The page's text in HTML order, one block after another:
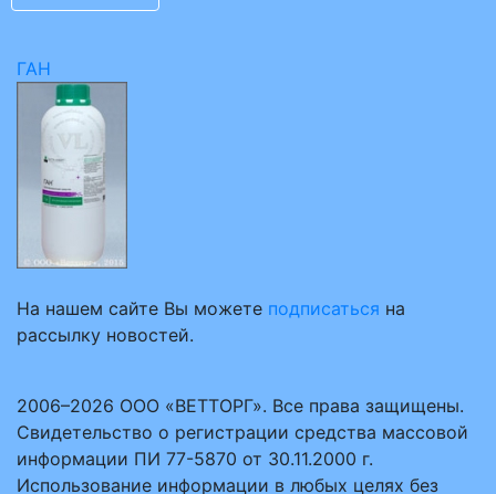
ГАН
На нашем сайте Вы можете подписаться на
рассылку новостей.
2006–2026 ООО «ВЕТТОРГ». Все права защищены.
Свидетельство о регистрации средства массовой
информации ПИ 77-5870 от 30.11.2000 г.
Использование информации в любых целях без